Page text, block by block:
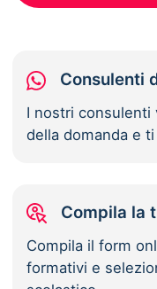
Consulenti
I nostri consulenti
della domanda e
Compila la
Compila il form
formativi e